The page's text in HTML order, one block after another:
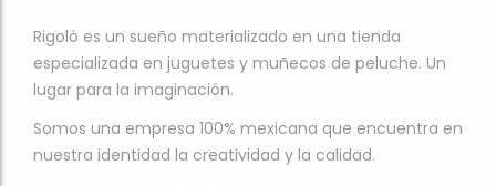
Rigoló es un sueño materializado en una tienda
especializada en juguetes y muñecos de peluche. Un
lugar para la imaginación.
Somos una empresa 100% mexicana que encuentra en
nuestra identidad la creatividad y la calidad.